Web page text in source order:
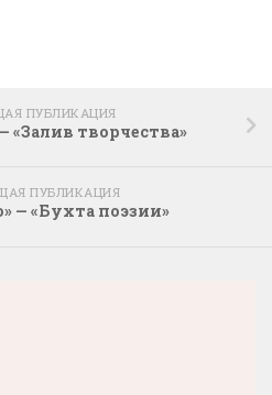
ПУБЛИКАЦИЯ
«Залив творчества»
ПУБЛИКАЦИЯ
— «Бухта поэзии»